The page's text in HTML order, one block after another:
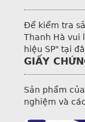
Để kiểm tra
Thanh Hà vui
hiệu SP" tại
GIẤY
Sản phẩm
nghiệm và